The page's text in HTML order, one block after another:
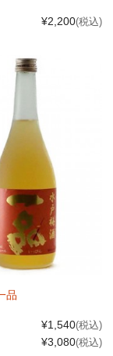
¥2,200(税込)
品
¥1,540(税込)
¥3,080(税込)